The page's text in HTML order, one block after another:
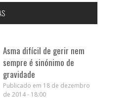
Asma difícil de gerir nem
sempre é sinónimo de
gravidade
Publicado em 18 de dezembro
de 2014 - 18:00